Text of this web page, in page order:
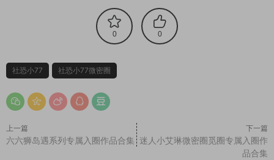
0 0
社恐小77 社恐小77微密圈
上一篇
六六狮岛遇系列专属入圈作品合集
下一篇
迷人小艾琳微密圈觅圈专属入圈作
品合集